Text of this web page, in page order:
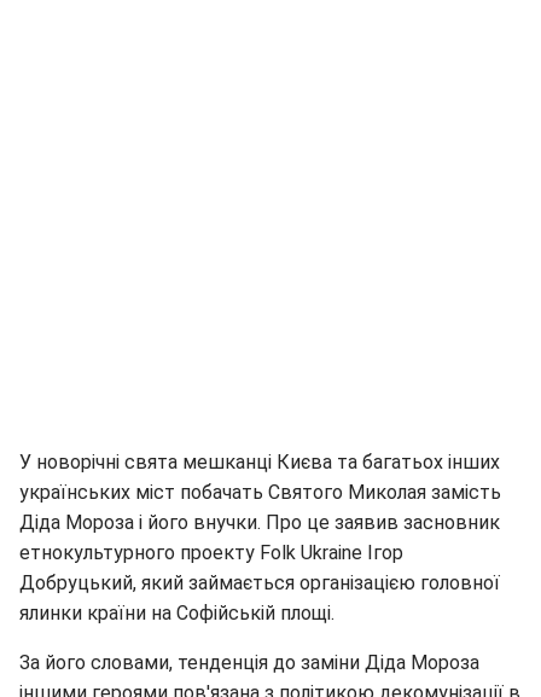
У новорічні свята мешканці Києва та багатьох інших
українських міст побачать Святого Миколая замість
Діда Мороза і його внучки. Про це заявив засновник
етнокультурного проекту Folk Ukraine Ігор
Добруцький, який займається організацією головної
ялинки країни на Софійській площі.
За його словами, тенденція до заміни Діда Мороза